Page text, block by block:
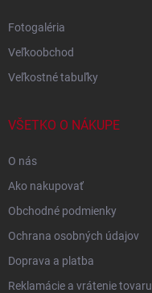
Fotogaléria
Veľkoobchod
Veľkostné tabuľky
VŠETKO O NÁKUPE
O nás
Ako nakupovať
Obchodné podmienky
Ochrana osobných údajov
Doprava a platba
Reklamácie a vrátenie tovaru